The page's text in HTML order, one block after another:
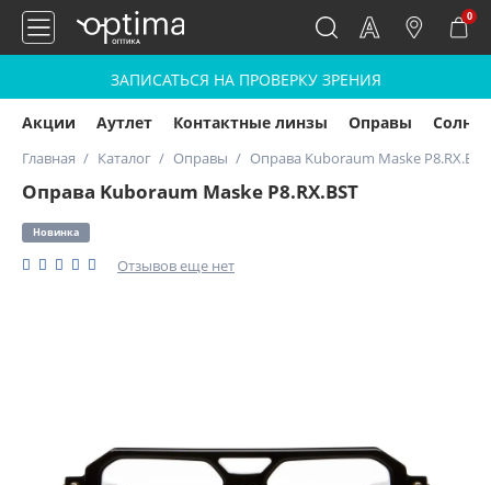
0
ЗАПИСАТЬСЯ НА ПРОВЕРКУ ЗРЕНИЯ
Акции Аутлет Контактные линзы Оправы
Главная Каталог Оправы Оправа Kuboraum Maske P8.RX.BST
Оправа Kuboraum Maske P8.RX.BST
Новинка
Отзывов еще нет